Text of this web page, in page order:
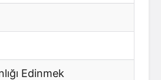
Edinmek